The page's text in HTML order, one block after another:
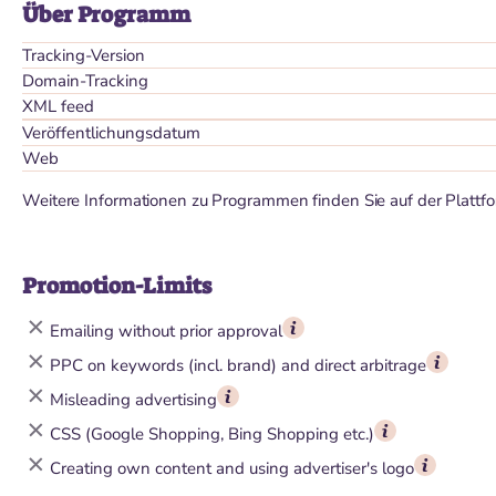
Über Programm
Tracking-Version
Domain-Tracking
XML feed
Veröffentlichungsdatum
Web
Weitere Informationen zu Programmen finden Sie auf der
Promotion-Limits
Emailing without prior approval
PPC on keywords (incl. brand) and direct arbitrage
Misleading advertising
CSS (Google Shopping, Bing Shopping etc.)
Creating own content and using advertiser's logo